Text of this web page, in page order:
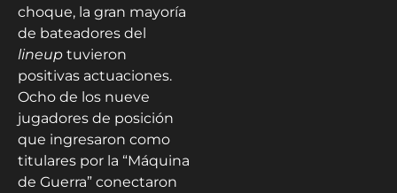
choque, la gran mayoría
de bateadores del
lineup tuvieron
positivas actuaciones.
Ocho de los nueve
jugadores de posición
que ingresaron como
titulares por la “Máquina
de Guerra” conectaron